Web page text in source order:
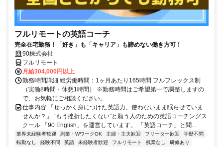
フルリモートの英語コーチ
完全在宅勤務！「好き」も「キャリア」も諦めない働き方可！
90株式会社
フルリモート
月給304,000円以上
勤務時間詳細 総労働時間：1ヶ月あたり165時間 フルフレックス制
（実働8時間・休憩1時間） ※勤務時間はご希望第一で調整しますの
で、お気軽にご相談ください。
仕事内容 「せっかく身につけた英語力、使わないまま眠らせていま
せんか？」 “もう挫折したくない”と願う人のための英語コーチングス
クール 「90 English」を運営しています。 「英語コーチ」と聞...
業界未経験者歓迎 副業・WワークOK 主婦・主夫歓迎 フリーター歓迎
学歴不問
転勤なし
経験不問 英語 未経験者歓迎 フルリモート 残業なし
研修あり